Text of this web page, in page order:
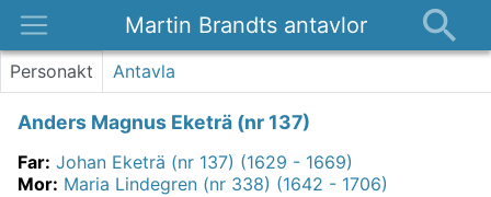
Martin Brandts antavlor
Platser
Kontakt
Personakt Antavla
Anders Magnus Eketrä (nr 137)
Far: Johan Eketrä (nr 137) (1629 - 1669)
Mor: Maria Lindegren (nr 338) (1642 - 1706)